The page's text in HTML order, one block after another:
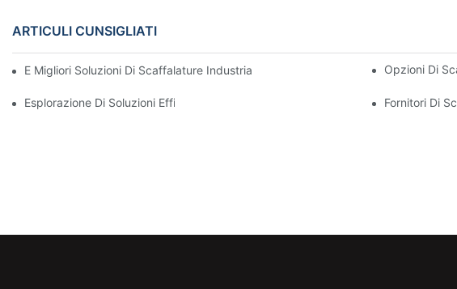
ARTICULI CUNSIGLIATI
E Migliori Soluzioni Di Scaffalature Industriali Per Una Gestione Efficiente Di U
Opzioni Di
Esplorazione Di Soluzioni Efficaci Di Rack Di Magazzinaggio Per Ogni Industria
Fornitori Di